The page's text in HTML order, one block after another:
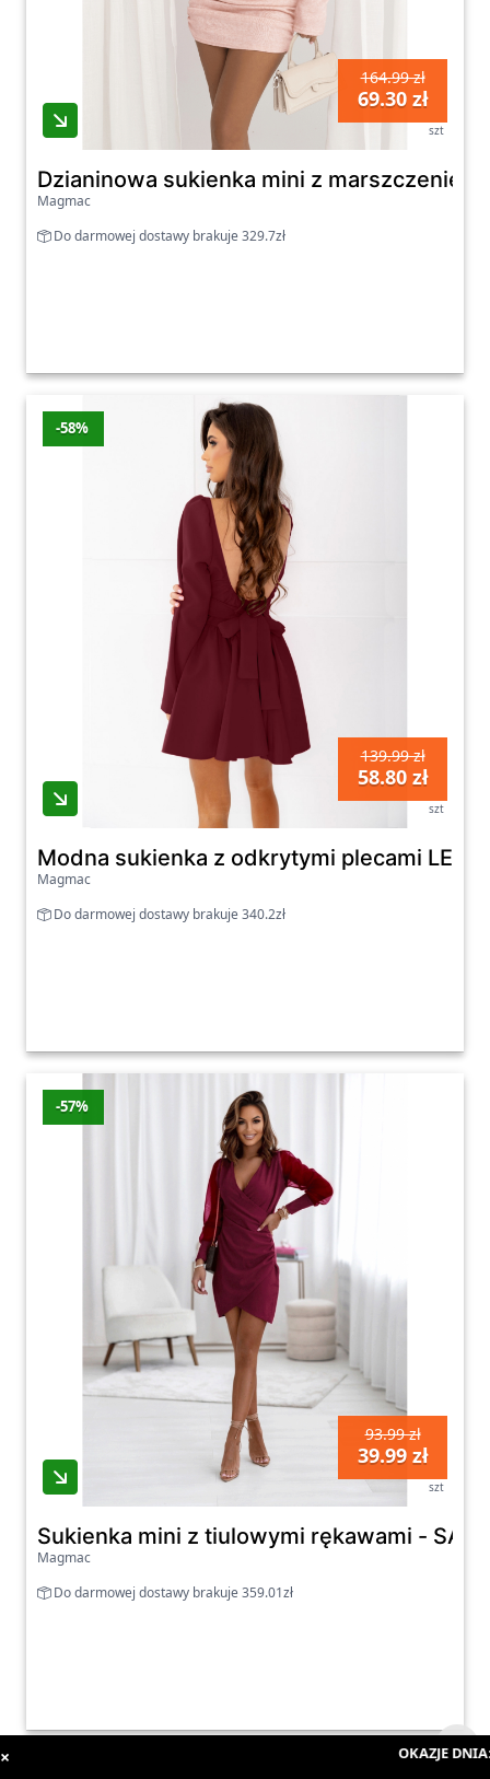
164.99 zł
69.30 zł
szt
Dzianinowa sukienka mini z
Magmac
Do darmowej dostawy brakuje 329.7zł
-58%
139.99 zł
58.80 zł
szt
Modna sukienka z odkrytymi plecami
Magmac
Do darmowej dostawy brakuje 340.2zł
-57%
93.99 zł
39.99 zł
szt
Sukienka mini z tiulowymi rękawami -
Magmac
Do darmowej dostawy brakuje 359.01zł
× OKAZJE DNIA::